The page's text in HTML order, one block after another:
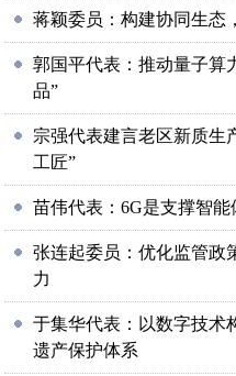
蒋颖委员：构建协同生态
郭国平代表：推动量子算
品”
宗强代表建言老区新质生
工匠”
苗伟代表：6G是支撑智
张连起委员：优化监管政
力
于集华代表：以数字技术
遗产保护体系